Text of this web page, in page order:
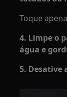
Toque
4. Limpe o
água e
5. Desative